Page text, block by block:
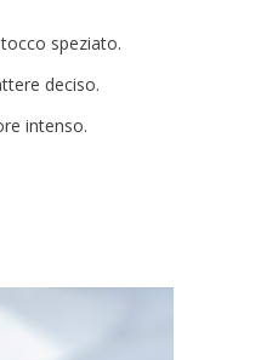
speziato.
deciso.
intenso.